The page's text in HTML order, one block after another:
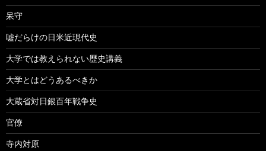
呆守
嘘だらけの日米近現代史
大学では教えられない歴史講義
大学とはどうあるべきか
大蔵省対日銀百年戦争史
官僚
寺内対原